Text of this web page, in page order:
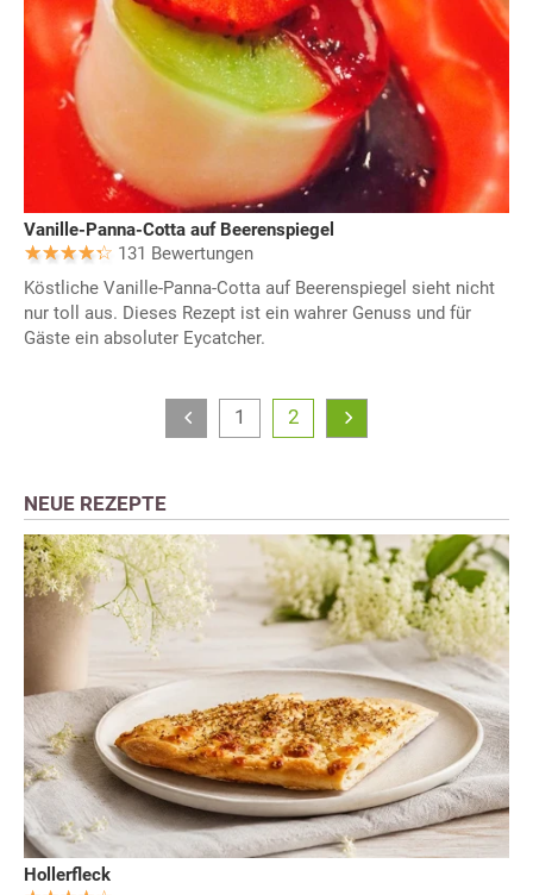
Vanille-Panna-Cotta auf Beerenspiegel
131 Bewertungen
Köstliche Vanille-Panna-Cotta auf Beerenspiegel sieht nicht
nur toll aus. Dieses Rezept ist ein wahrer Genuss und für
Gäste ein absoluter Eycatcher.
1 2
NEUE REZEPTE
Hollerfleck